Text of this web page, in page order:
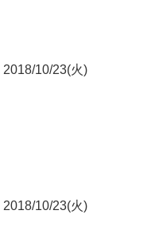
2018/10/23(火)
2018/10/23(火)